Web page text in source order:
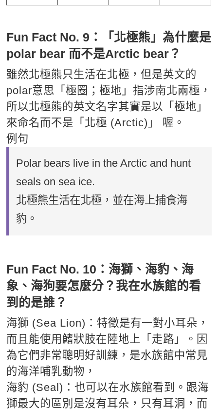
Fun Fact No. 9：「北極熊」為什麼是
polar bear 而不是Arctic bear？
雖然北極熊只生活在北極，但是英文的
polar意思「極圈；極地」指涉南北兩極，
所以北極熊的英文名字其實是以「極地」
來命名而不是「北極 (Arctic)」 喔。
例句
Polar bears live in the Arctic and hunt
seals on sea ice.
北極熊生活在北極，並在海上捕食海
豹。
Fun Fact No. 10：海獅、海豹、海
象、海狗要怎麼分？我在水族館的看
到的是誰？
海獅 (Sea Lion)：特徵是有一對小耳朵，
而且能使用鰭狀肢在陸地上「走路」。因
為它們非常聰明好訓練，是水族館中常見
的海洋哺乳動物，
海豹 (Seal)：也可以在水族館看到。跟海
獅最大的區別是沒有耳朵，只有耳洞，而